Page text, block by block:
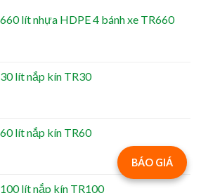
lít nhựa HDPE 4 bánh xe TR660
lít nắp kín TR30
lít nắp kín TR60
lít nắp kín TR100
BÁO GIÁ